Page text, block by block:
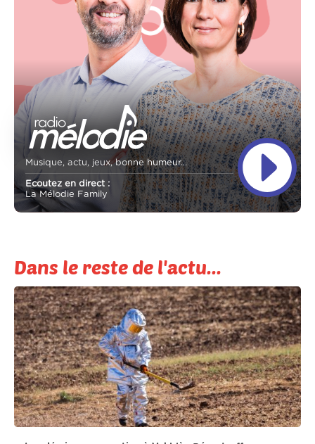
Musique, actu, jeux, bonne humeur...
Ecoutez en direct :
La Mélodie Family
Dans le reste de l'actu...